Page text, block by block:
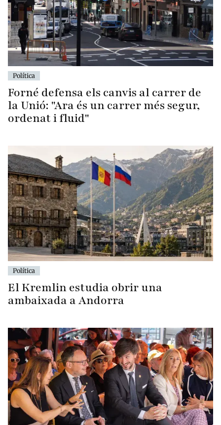
Política
Forné defensa els canvis al carrer de
la Unió: "Ara és un carrer més segur,
ordenat i fluid"
Política
El Kremlin estudia obrir una
ambaixada a Andorra